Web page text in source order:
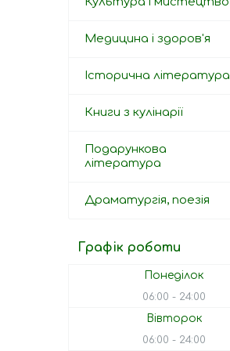
Медицина і здоров'я
Історична література
Книги з кулінарії
Подарункова
література
Драматургія, поезія
Графік роботи
Понеділок
06:00 24:00
Вівторок
06:00 24:00